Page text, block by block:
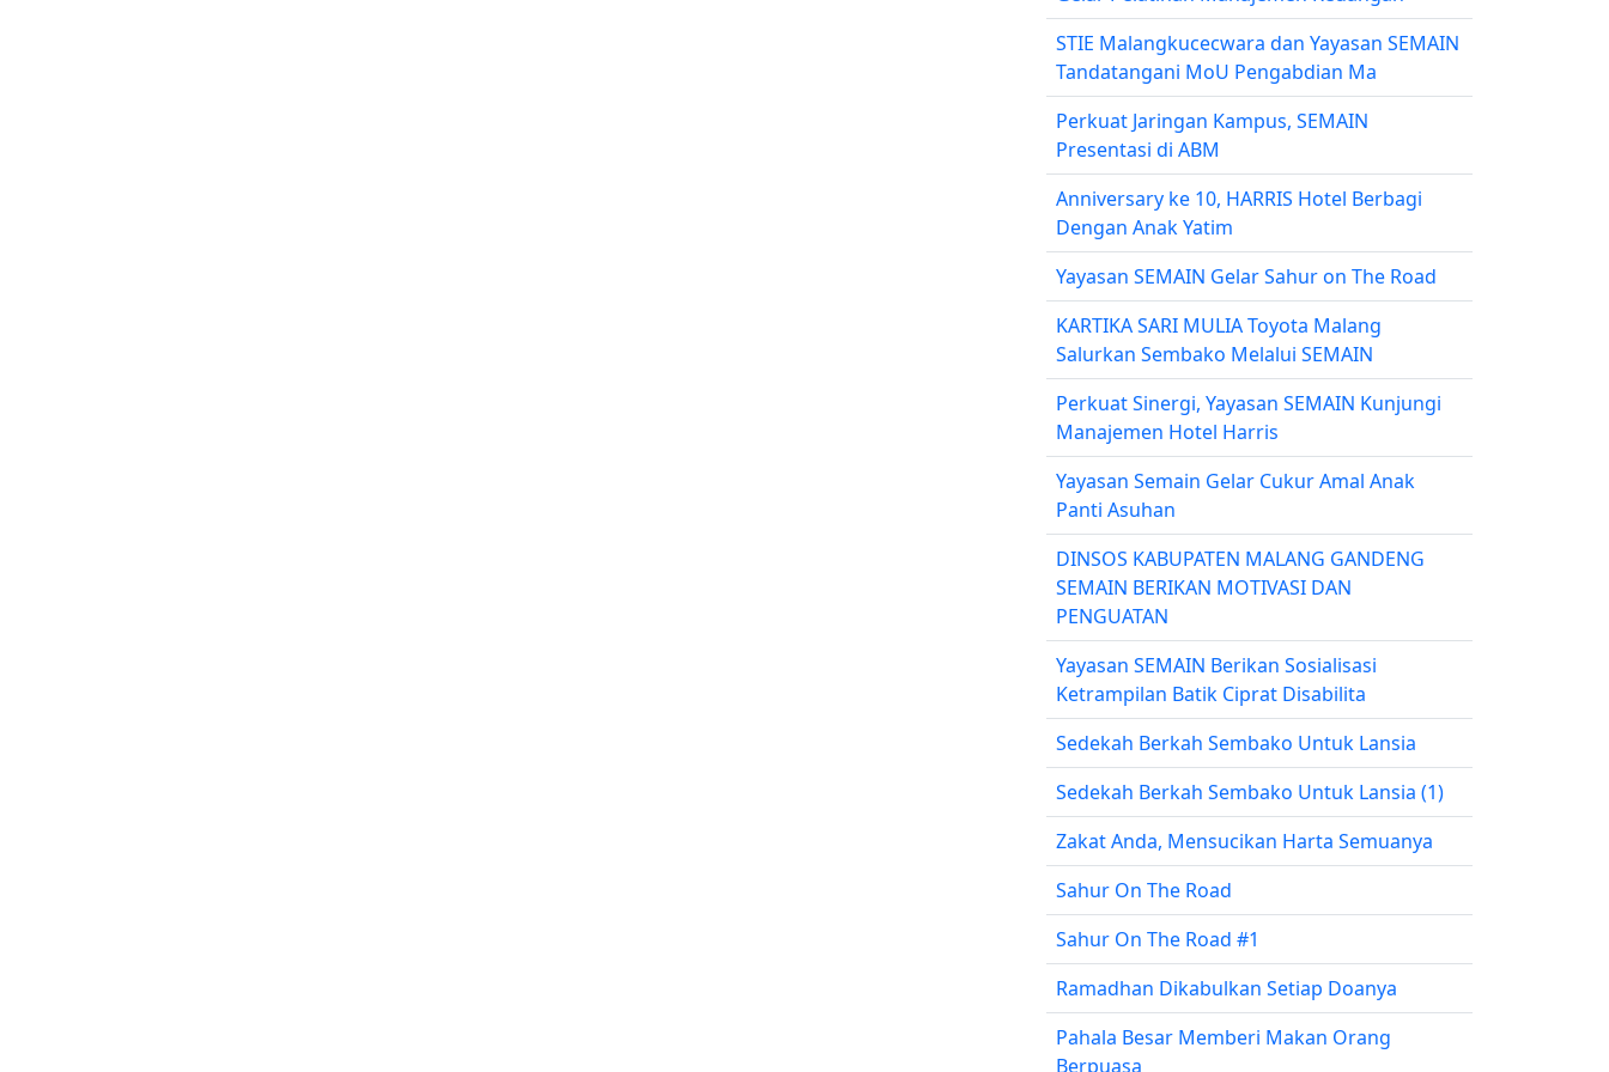
STIE Malangkucecwara dan Yayasan SEMAIN
Tandatangani MoU Pengabdian Ma
Perkuat Jaringan Kampus, SEMAIN
Presentasi di ABM
Anniversary ke 10, HARRIS Hotel Berbagi
Dengan Anak Yatim
Yayasan SEMAIN Gelar Sahur on The Road
KARTIKA SARI MULIA Toyota Malang
Salurkan Sembako Melalui SEMAIN
Perkuat Sinergi, Yayasan SEMAIN Kunjungi
Manajemen Hotel Harris
Yayasan Semain Gelar Cukur Amal Anak
Panti Asuhan
DINSOS KABUPATEN MALANG GANDENG
SEMAIN BERIKAN MOTIVASI DAN
PENGUATAN
Yayasan SEMAIN Berikan Sosialisasi
Ketrampilan Batik Ciprat Disabilita
Sedekah Berkah Sembako Untuk Lansia
Sedekah Berkah Sembako Untuk Lansia (1)
Zakat Anda, Mensucikan Harta Semuanya
Sahur On The Road
Sahur On The Road #1
Ramadhan Dikabulkan Setiap Doanya
Pahala Besar Memberi Makan Orang
Berpuasa